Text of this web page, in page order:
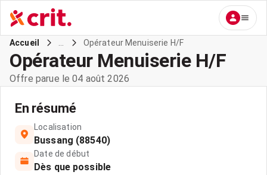
Accueil Opérateur Menuiserie H/F
Opérateur Menuiserie H/F
Offre parue le 04 août 2026
En résumé
Localisation
Bussang (88540)
Date de début
Dès que possible